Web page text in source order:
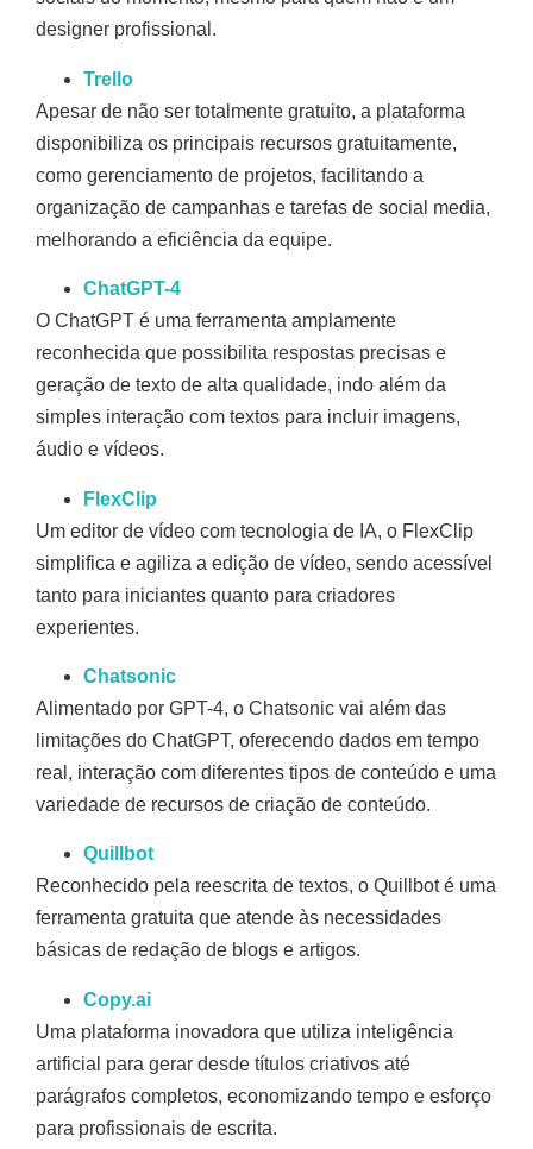
designer profissional.
Trello
Apesar de não ser totalmente gratuito, a plataforma
disponibiliza os principais recursos gratuitamente,
como gerenciamento de projetos, facilitando a
organização de campanhas e tarefas de social media,
melhorando a eficiência da equipe.
ChatGPT-4
O ChatGPT é uma ferramenta amplamente
reconhecida que possibilita respostas precisas e
geração de texto de alta qualidade, indo além da
simples interação com textos para incluir imagens,
áudio e vídeos.
FlexClip
Um editor de vídeo com tecnologia de IA, o FlexClip
simplifica e agiliza a edição de vídeo, sendo acessível
tanto para iniciantes quanto para criadores
experientes.
Chatsonic
Alimentado por GPT-4, o Chatsonic vai além das
limitações do ChatGPT, oferecendo dados em tempo
real, interação com diferentes tipos de conteúdo e uma
variedade de recursos de criação de conteúdo.
Quillbot
Reconhecido pela reescrita de textos, o Quillbot é uma
ferramenta gratuita que atende às necessidades
básicas de redação de blogs e artigos.
Copy.ai
Uma plataforma inovadora que utiliza inteligência
artificial para gerar desde títulos criativos até
parágrafos completos, economizando tempo e esforço
para profissionais de escrita.